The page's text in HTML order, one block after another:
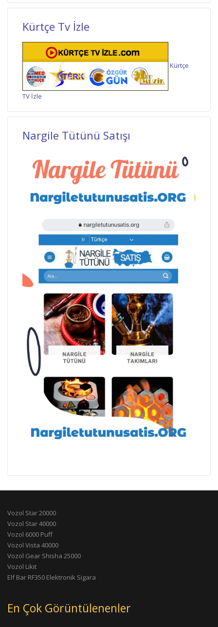
Kürtçe Tv İzle
Kürtçe
TV İzle
Nargile Tütünü Satışı
Vozol Star 20000
Vozol Star 40000
Vozol 6000 Puff
Vozol Vista 40000
Vozol Gear Shisha 25000
Vozol Likit
Elf Bar RF350 Elektronik Sigara
En Çok Görüntülenenler